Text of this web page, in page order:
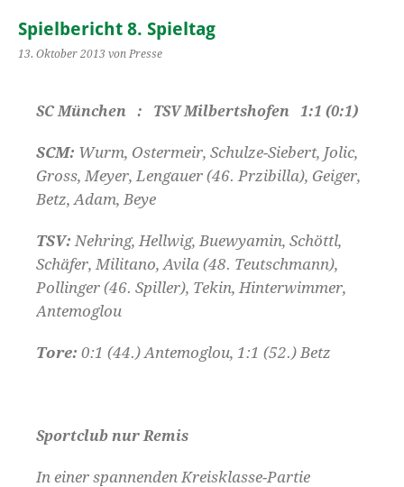
Spielbericht 8. Spieltag
13. Oktober 2013 von Presse
SC München : TSV Milbertshofen 1:1 (0:1)
SCM: Wurm, Ostermeir, Schulze-Siebert, Jolic,
Gross, Meyer, Lengauer (46. Przibilla), Geiger,
Betz, Adam, Beye
TSV: Nehring, Hellwig, Buewyamin, Schöttl,
Schäfer, Militano, Avila (48. Teutschmann),
Pollinger (46. Spiller), Tekin, Hinterwimmer,
Antemoglou
Tore: 0:1 (44.) Antemoglou, 1:1 (52.) Betz
Sportclub nur Remis
In einer spannenden Kreisklasse-Partie